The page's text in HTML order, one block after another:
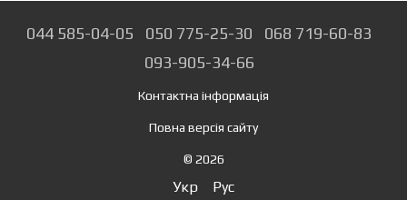
044 585-04-05 050 775-25-30
068 719-60-83
093-905-34-66
Контактна інформація
Повна версія сайту
© 2026
Укр Рус